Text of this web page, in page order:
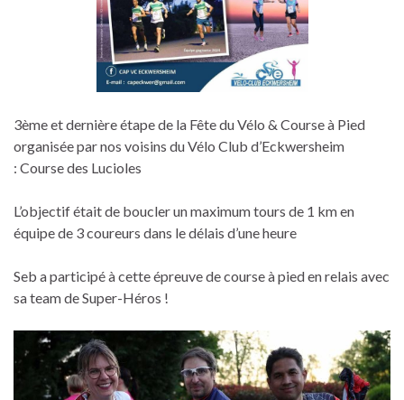
3ème et dernière étape de la Fête du Vélo & Course à Pied
organisée par nos voisins du Vélo Club d’Eckwersheim
: Course des Lucioles
L’objectif était de boucler un maximum tours de 1 km en
équipe de 3 coureurs dans le délais d’une heure
Seb a participé à cette épreuve de course à pied en relais avec
sa team de Super-Héros !